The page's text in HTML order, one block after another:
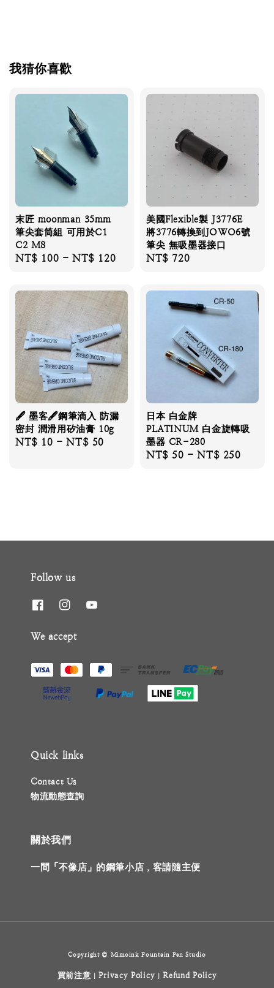
我猜你喜歡
末匠 moonman 35mm
筆尖套筒組 可用於C1
C2 M8
Regular
NT$ 100 -NT$ 120
美國Flexible製 J3776E
將3776轉換到JOWO6號
筆尖 無吸墨器接口
Regular
NT$ 720
🖋 墨客🖋鋼筆滴入 防漏
密封 潤滑用矽油膏 10g
Regular
NT$ 10 -NT$ 50
日本 白金牌
PLATINUM 白金旋轉吸
墨器 CR-280
Regular
NT$ 50 -NT$ 250
Follow us
We accept
Quick links
Contact Us
物流動態查詢
關於我們
一間「不像店」的鋼筆小店，客請隨主便
Copyright © Mimoink Fountain Pen Studio
買前注意 Privacy Policy Refund Policy